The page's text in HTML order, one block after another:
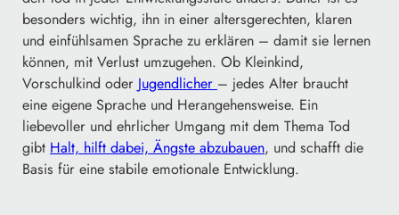
besonders wichtig, ihn in einer altersgerechten, klaren
und einfühlsamen Sprache zu erklären – damit sie lernen
können, mit Verlust umzugehen. Ob Kleinkind,
Vorschulkind oder Jugendlicher – jedes Alter braucht
eine eigene Sprache und Herangehensweise. Ein
liebevoller und ehrlicher Umgang mit dem Thema Tod
gibt Halt, hilft dabei, Ängste abzubauen, und schafft die
Basis für eine stabile emotionale Entwicklung.